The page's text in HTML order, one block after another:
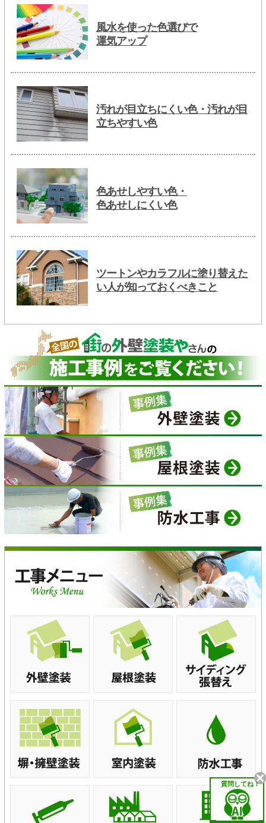
風水を使った色選びで
運気アップ
汚れが目立ちにくい色・汚れが目
立ちやすい色
色あせしやすい色・
色あせしにくい色
ツートンやカラフルに塗り替えた
い人が知っておくべきこと
質問してね！